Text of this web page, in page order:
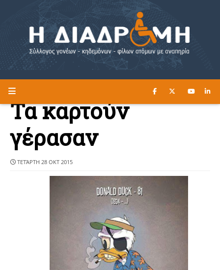
Η ΔΙΑΔΡΟΜΗ ΔΙΑΒΑΣΤΕ ΕΔΩ ►
Τα καρτούν
γέρασαν
ΤΕΤΆΡΤΗ 28 ΟΚΤ 2015